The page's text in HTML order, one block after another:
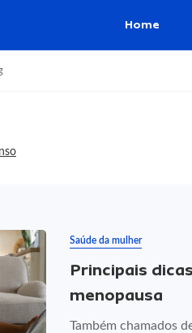
Home
Saúde da mulher
Principais
menopausa
Também chamados